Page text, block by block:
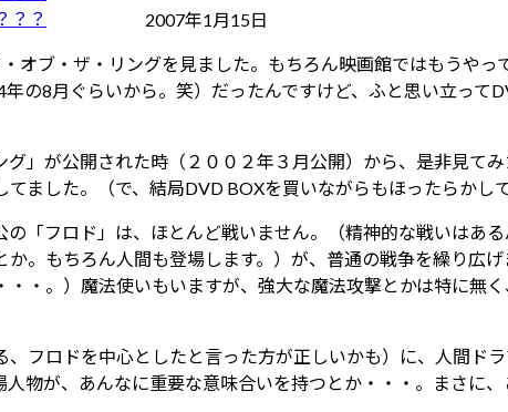
？？
2007年1月15日
更
新
時
:
オブ・ザ・リングを見ました。もちろん映画館ではもうや
年の8月ぐらいから。笑）だったんですけど、ふと思い立っ
」が公開された時（２００２年３月公開）から、是非見て
ました。（で、結局DVD BOXを買いながらもほったらかし
「フロド」は、ほとんど戦いません。（精神的な戦いはあ
。もちろん人間も登場します。）が、普通の戦争を繰り広
・。）魔法使いもいますが、強大な魔法攻撃とかは特に無
フロドを中心としたと言った方が正しいかも）に、人間ド
物が、あんなに重要な意味合いを持つとか・・・。まさに